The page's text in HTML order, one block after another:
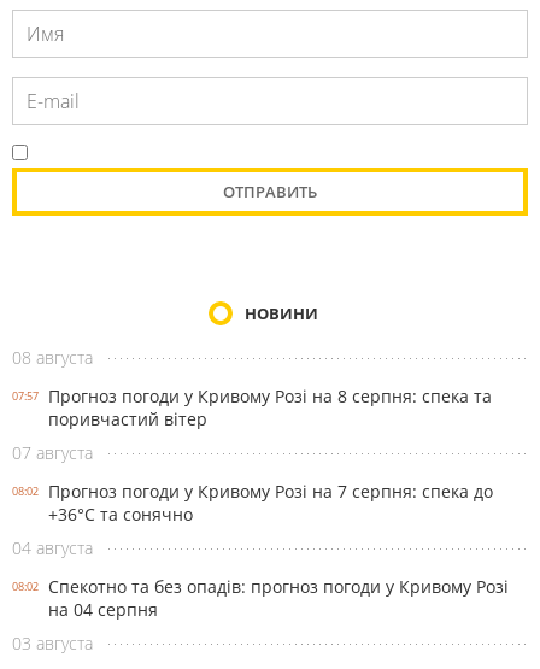
НОВИНИ
08 августа
07:57
Прогноз погоди у Кривому Розі на 8 серпня: спека та
поривчастий вітер
07 августа
08:02
Прогноз погоди у Кривому Розі на 7 серпня: спека до
+36°С та сонячно
04 августа
08:02
Спекотно та без опадів: прогноз погоди у Кривому Розі
на 04 серпня
03 августа